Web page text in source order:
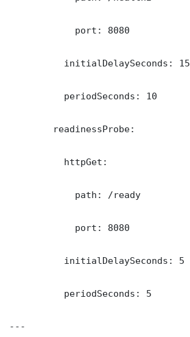
            port: 8080
          initialDelaySeconds: 15
          periodSeconds: 10
        readinessProbe:
          httpGet:
            path: /ready
            port: 8080
          initialDelaySeconds: 5
          periodSeconds: 5
---